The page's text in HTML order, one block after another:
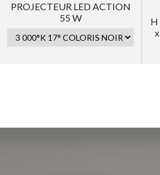
PROJECTEUR LED ACTION
55 W
H